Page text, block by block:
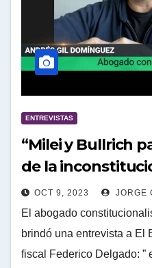
ENTREVISTAS
“Milei y Bullrich
de la
OCT 9, 2023 JORGE
El abogado
brindó una entrevista a El
fiscal Federico Delgado: ”